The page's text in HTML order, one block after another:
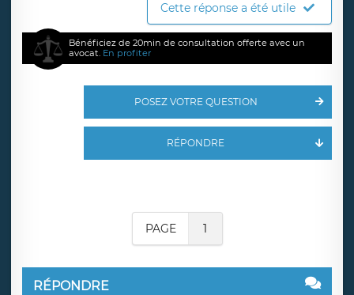
Cette réponse a été utile
Bénéficiez de 20min de consultation offerte avec un
avocat. En profiter
POSEZ VOTRE QUESTION
RÉPONDRE
PAGE 1
RÉPONDRE